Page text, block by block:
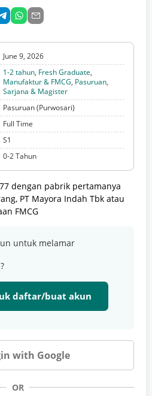
June 9, 2026
1-2 tahun, Fresh Graduate,
Manufaktur & FMCG, Pasuruan,
Sarjana & Magister
Pasuruan (Purwosari)
Full Time
S1
0-2 Tahun
dengan pabrik pertamanya
PT Mayora Indah Tbk atau
FMCG
untuk melamar
daftar/buat akun
with Google
OR